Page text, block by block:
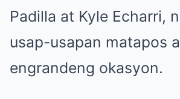
Padilla at Kyle Echarri,
usap-usapan matapos
engrandeng okasyon.